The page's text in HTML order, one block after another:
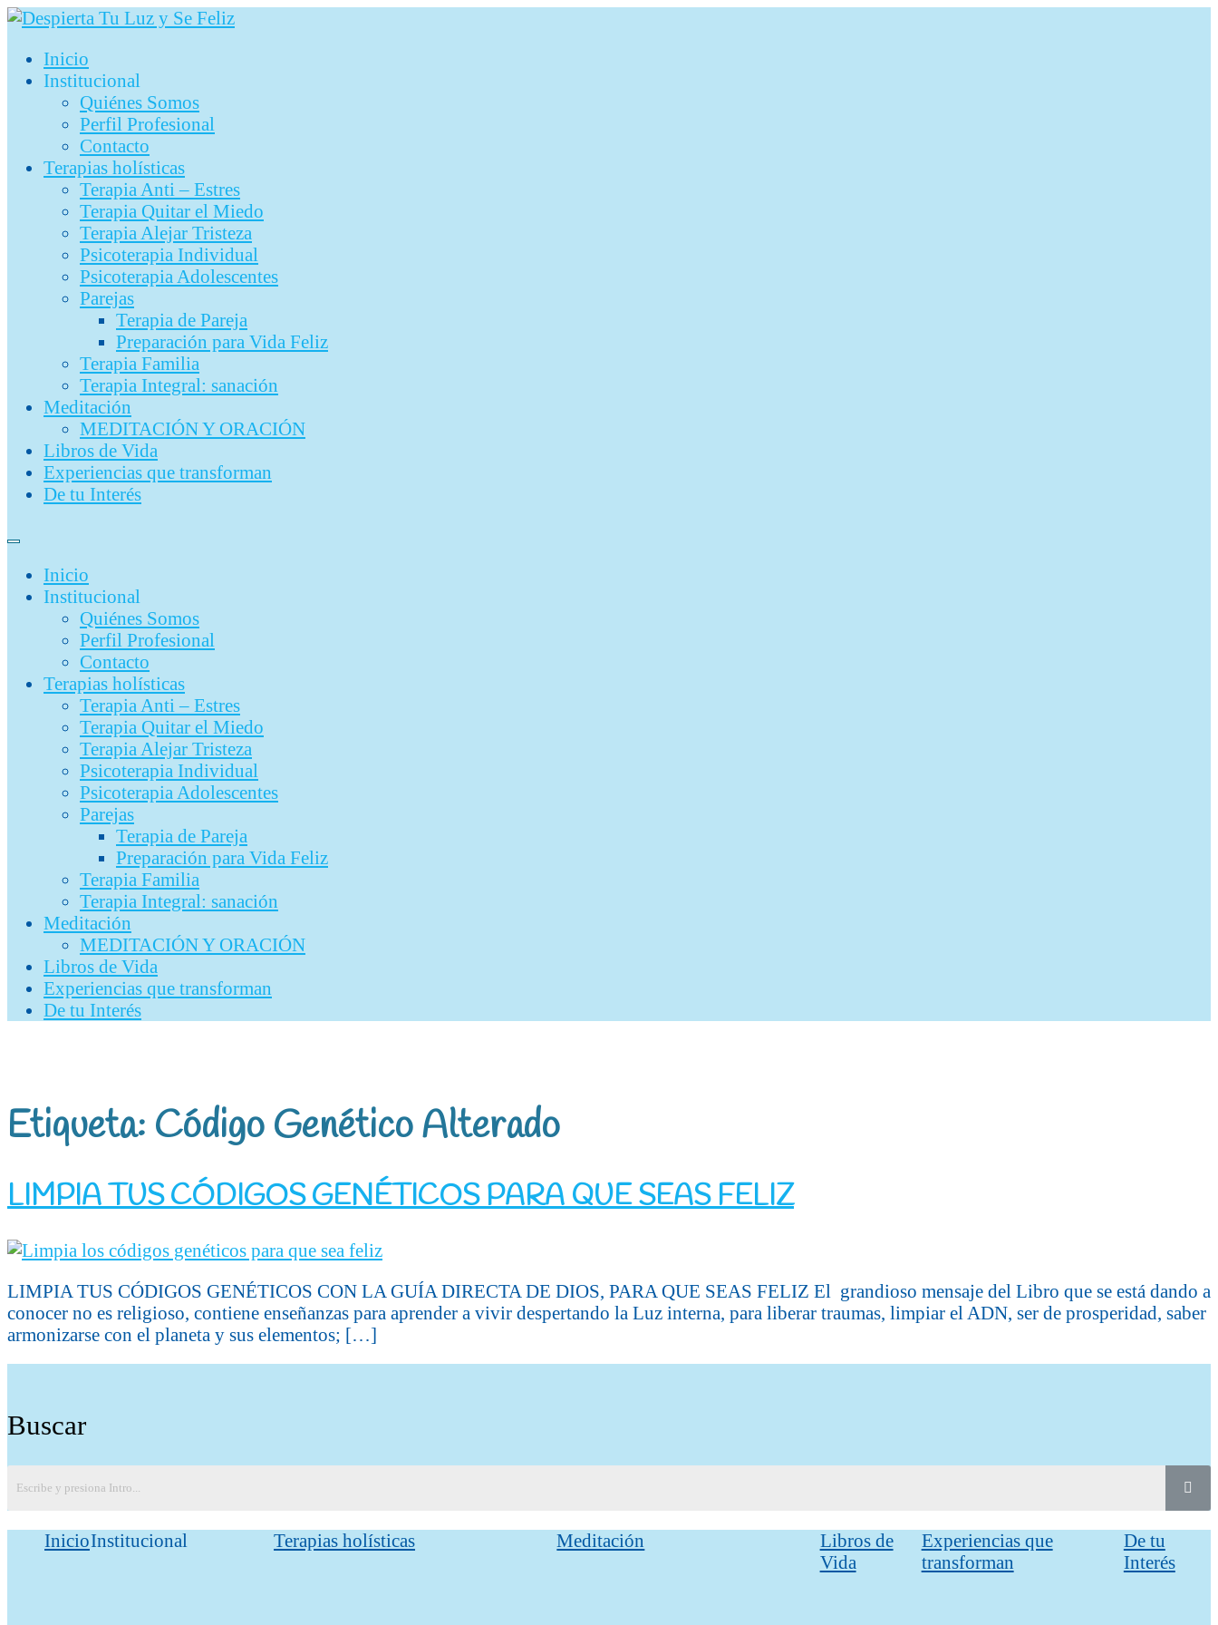
Ir
contenido
Inicio
Institucional
Quiénes Somos
Perfil Profesional
Contacto
Terapias holísticas
Terapia Anti – Estres
Terapia Quitar el Miedo
Terapia Alejar Tristeza
Psicoterapia Individual
Psicoterapia Adolescentes
Parejas
Terapia de Pareja
Preparación para Vida Feliz
Terapia Familia
Terapia Integral: sanación
Meditación
MEDITACIÓN Y ORACIÓN
Libros de Vida
Experiencias que transforman
De tu Interés
Inicio
Institucional
Quiénes Somos
Perfil Profesional
Contacto
Terapias holísticas
Terapia Anti – Estres
Terapia Quitar el Miedo
Terapia Alejar Tristeza
Psicoterapia Individual
Psicoterapia Adolescentes
Parejas
Terapia de Pareja
Preparación para Vida Feliz
Terapia Familia
Terapia Integral: sanación
Meditación
MEDITACIÓN Y ORACIÓN
Libros de Vida
Experiencias que transforman
De tu Interés
Etiqueta: Código Genético Alterado
LIMPIA TUS CÓDIGOS GENÉTICOS PARA QUE SEAS FELIZ
LIMPIA TUS CÓDIGOS GENÉTICOS CON LA GUÍA DIRECTA DE DIOS, PARA QUE SEAS FELIZ El grandioso mensaje del Libro que se está dando a
conocer no es religioso, contiene enseñanzas para aprender a vivir despertando la Luz interna, para liberar traumas, limpiar el ADN, ser de prosperidad, saber
armonizarse con el planeta y sus elementos; […]
Buscar
InicioInstitucional Terapias holísticas Meditación
Libros de
Vida
Experiencias que
transforman
De tu
Interés